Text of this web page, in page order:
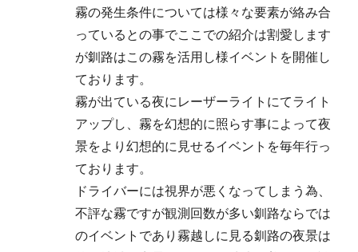
霧の発生条件については様々な要素が絡み合
っているとの事でここでの紹介は割愛します
が釧路はこの霧を活用し様イベントを開催し
ております。
霧が出ている夜にレーザーライトにてライト
アップし、霧を幻想的に照らす事によって夜
景をより幻想的に見せるイベントを毎年行っ
ております。
ドライバーには視界が悪くなってしまう為、
不評な霧ですが観測回数が多い釧路ならでは
のイベントであり霧越しに見る釧路の夜景は